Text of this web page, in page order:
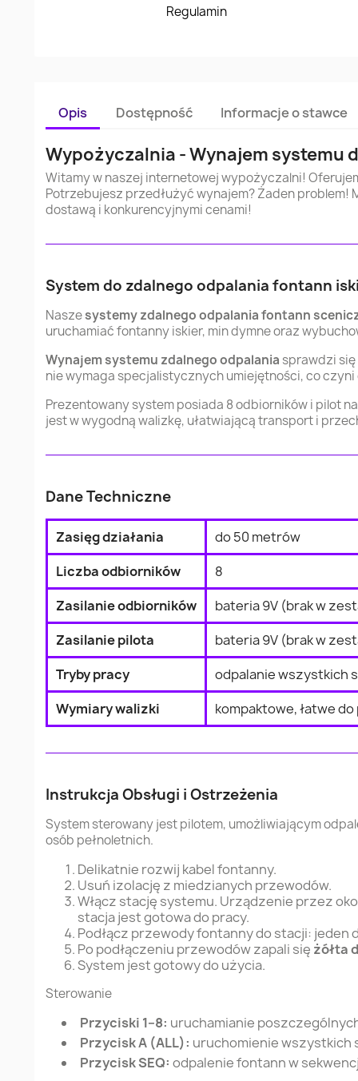
Regulamin
Opis Dostępność Informacje o stawce
Wypożyczalnia - Wynajem systemu
Witamy w naszej internetowej wypożyczalni!
Potrzebujesz przedłużyć wynajem? Żaden
dostawą i konkurencyjnymi cenami!
System do zdalnego odpalania fontann
Naszesystemy zdalnego odpalania fontann
uruchamiać fontanny iskier, min dymne oraz
Wynajem systemu zdalnego odpalania sprawdzi
nie wymaga specjalistycznych umiejętności, co
Prezentowany system posiada 8 odbiorników i pilot
jest w wygodną walizkę, ułatwiającą transport i
Dane Techniczne
Zasięg działania
do 50 metrów
Liczba odbiorników
8
Zasilanie odbiorników
bateria 9V (brak w
Zasilanie pilota
bateria 9V (brak w
Tryby pracy
odpalanie wszystkich
Wymiary walizki
kompaktowe, łatwe
Instrukcja Obsługi i Ostrzeżenia
System sterowany jest pilotem, umożliwiającym
osób pełnoletnich.
Delikatnie rozwij kabel fontanny.
Usuń izolację z miedzianych przewodów.
Włącz stację systemu. Urządzenie przez
stacja jest gotowa do pracy.
Podłącz przewody fontanny do stacji: jeden
Po podłączeniu przewodów zapali się żółta
System jest gotowy do użycia.
Sterowanie
Przyciski 1–8: uruchamianie
Przycisk A (ALL): uruchomienie wszystkich
Przycisk SEQ: odpalenie fontann w